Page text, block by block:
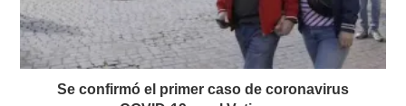
Se confirmó el primer caso de coronavirus